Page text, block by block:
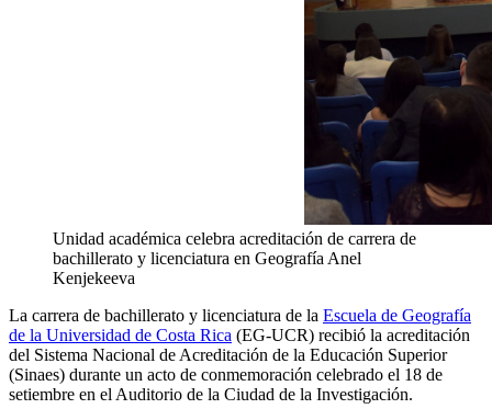
Unidad académica celebra acreditación de carrera de
bachillerato y licenciatura en Geografía Anel
Kenjekeeva
La carrera de bachillerato y licenciatura de la Escuela de Geografía
de la Universidad de Costa Rica (EG-UCR) recibió la acreditación
del Sistema Nacional de Acreditación de la Educación Superior
(Sinaes) durante un acto de conmemoración celebrado el 18 de
setiembre en el Auditorio de la Ciudad de la Investigación.